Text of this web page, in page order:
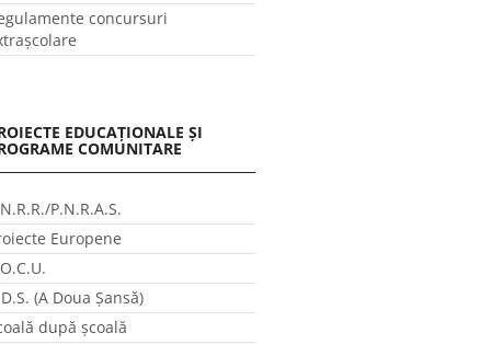
concursuri
EDUCAȚIONALE ȘI
COMUNITARE
P.N.R.A.S.
Europene
(A Doua Șansă)
după școală